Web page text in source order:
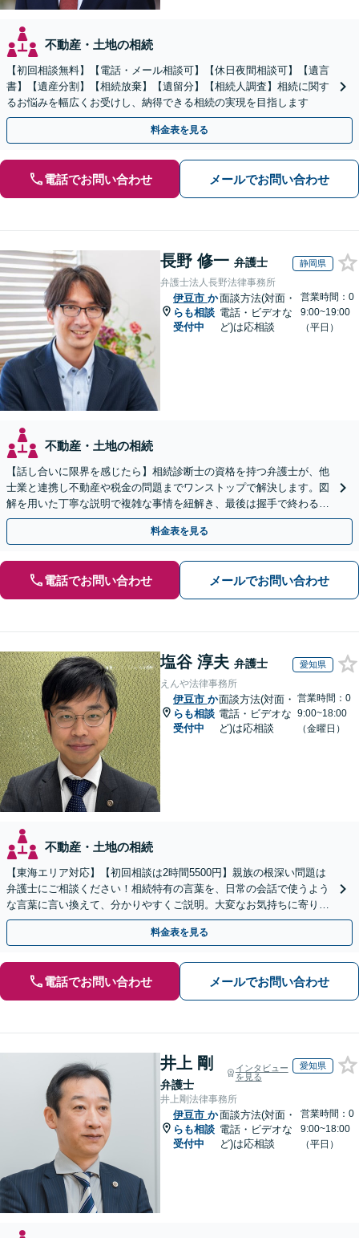
不動産・土地の相続
【初回相談無料】【電話・メール相談可】【休日夜間相談可】【遺言
書】【遺産分割】【相続放棄】【遺留分】【相続人調査】相続に関す
るお悩みを幅広くお受けし、納得できる相続の実現を目指します
料金表を見る
電話でお問い合わせ メールでお問い合わせ
長野 修一 弁護士 静岡県
弁護士法人長野法律事務所
伊豆市 か
らも相談
受付中
面談方法(対面・
電話・ビデオな
ど)は応相談
営業時間：0
9:00~19:00
（平日）
不動産・土地の相続
【話し合いに限界を感じたら】相続診断士の資格を持つ弁護士が、他
士業と連携し不動産や税金の問題までワンストップで解決します。図
解を用いた丁寧な説明で複雑な事情を紐解き、最後は握手で終わる円
満な解決へ導きます。【東海エリア・神奈川県対応】
料金表を見る
電話でお問い合わせ メールでお問い合わせ
塩谷 淳夫 弁護士 愛知県
えんや法律事務所
伊豆市 か
らも相談
受付中
面談方法(対面・
電話・ビデオな
ど)は応相談
営業時間：0
9:00~18:00
（金曜日）
不動産・土地の相続
【東海エリア対応】【初回相談は2時間5500円】親族の根深い問題は
弁護士にご相談ください！相続特有の言葉を、日常の会話で使うよう
な言葉に言い換えて、分かりやすくご説明。大変なお気持ちに寄り添
い、納得できる解決を目指します
料金表を見る
電話でお問い合わせ メールでお問い合わせ
井上 剛
弁護士
インタビュー
を見る
愛知県
井上剛法律事務所
伊豆市 か
らも相談
受付中
面談方法(対面・
電話・ビデオな
ど)は応相談
営業時間：0
9:00~18:00
（平日）